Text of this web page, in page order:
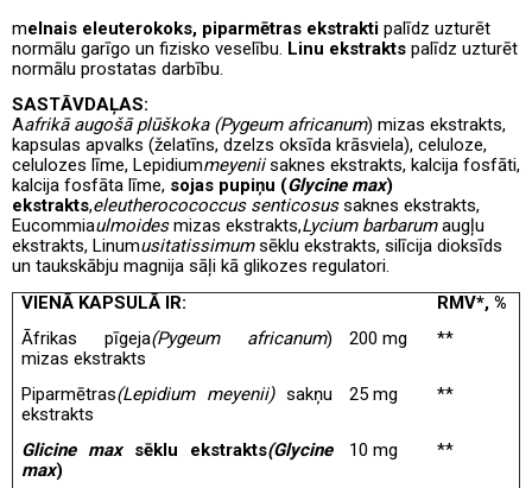
melnais eleuterokoks, piparmētras ekstrakti palīdz uzturēt
normālu garīgo un fizisko veselību. Linu ekstrakts palīdz uzturēt
normālu prostatas darbību.
SASTĀVDAĻAS:
Aafrikā augošā plūškoka (Pygeum africanum) mizas ekstrakts,
kapsulas apvalks (želatīns, dzelzs oksīda krāsviela), celuloze,
celulozes līme, Lepidiummeyeniisaknes ekstrakts, kalcija fosfāti,
kalcija fosfāta līme, sojas pupiņu (Glycine max)
ekstrakts,eleutherocococcus senticosussaknes ekstrakts,
Eucommiaulmoidesmizas ekstrakts,Lycium barbarumaugļu
ekstrakts, Linumusitatissimumsēklu ekstrakts, silīcija dioksīds
un taukskābju magnija sāļi kā glikozes regulatori.
VIENĀ KAPSULĀ IR:
RMV*,%
Āfrikas pīgeja(Pygeum africanum)
mizas ekstrakts
200 mg **
Piparmētras(Lepidium meyenii)sakņu
ekstrakts
25 mg **
Glicine maxsēklu ekstrakts(Glycine
max)
10 mg **